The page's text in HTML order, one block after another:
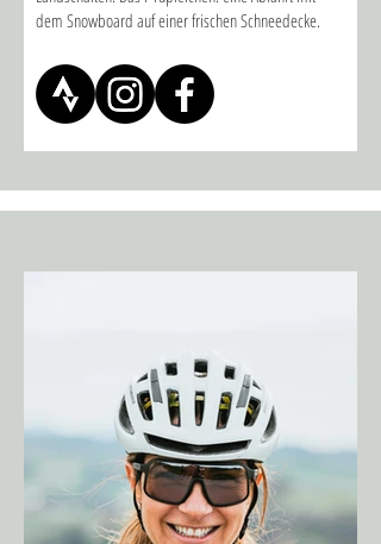
dem Snowboard auf einer frischen Schneedecke.